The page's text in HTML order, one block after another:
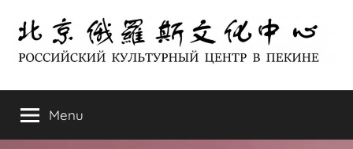
content
北
京
ЦЕНТР
В
Menu